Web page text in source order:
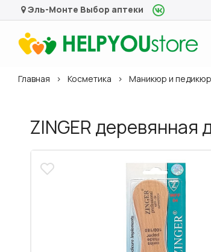
Эль-Монте Выбор аптеки
Главная Косметика Маникюр и педикюр
ZINGER